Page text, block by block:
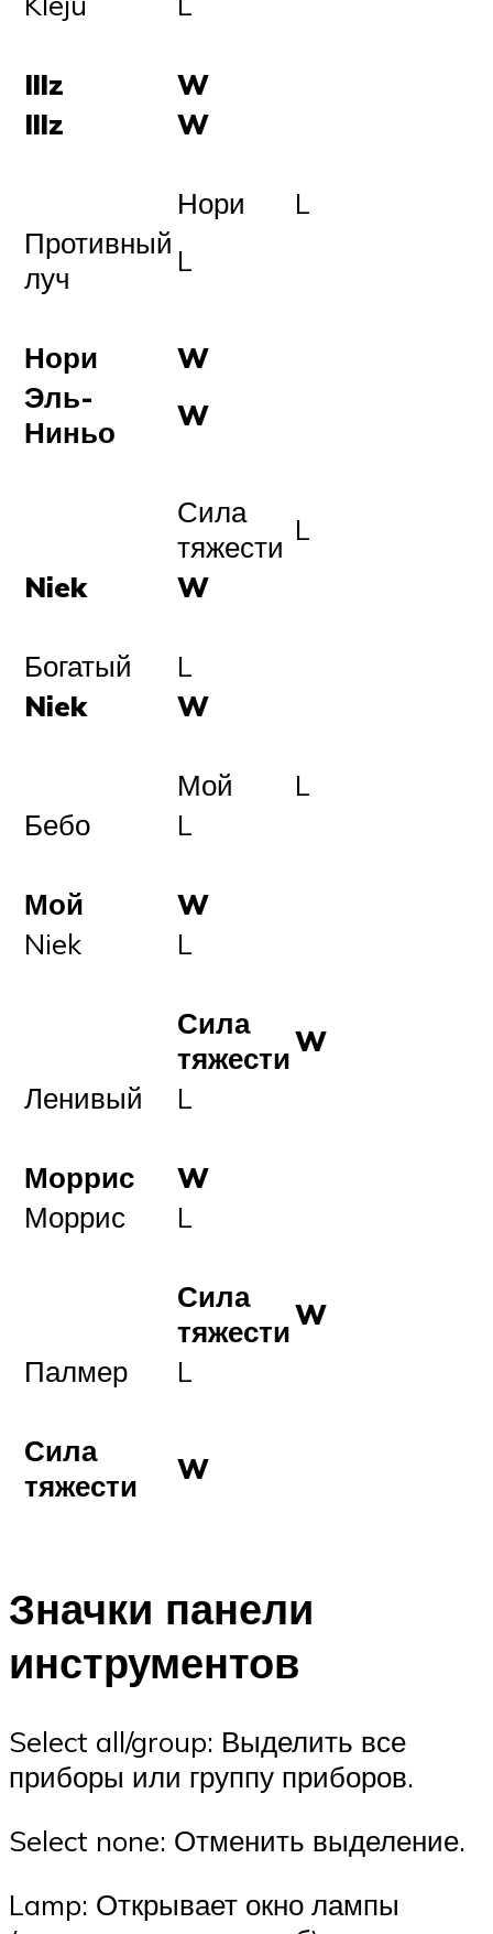
Illz
W
Illz
W
Нори
L
Противный
луч
L
Нори
W
Эль-
Ниньо
W
Сила
тяжести L
Niek
W
Богатый
L
Niek
W
Мой
L
Бебо
L
Мой
W
Niek
L
Сила
тяжестиW
Ленивый
L
Моррис
W
Моррис
L
Сила
тяжестиW
Палмер
L
Сила
тяжести
W
Значки панели
инструментов
Select all/group: Выделить все
приборы или группу приборов.
Select none: Отменить выделение.
Lamp: Открывает окно лампы